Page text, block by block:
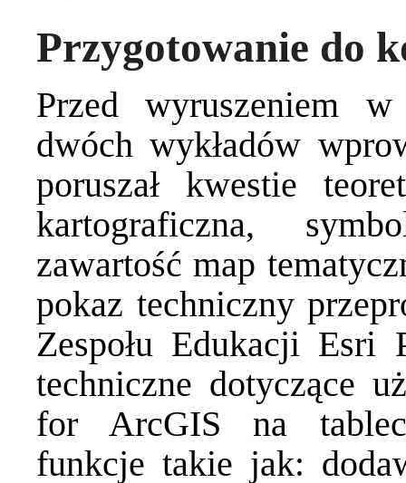
Przygotowanie do
Przed wyruszeniem
dwóch wykładów
poruszał kwestie
kartograficzna,
zawartość map
pokaz techniczny
Zespołu Edukacji Esri
techniczne dotyczące
for ArcGIS na
funkcje takie jak: